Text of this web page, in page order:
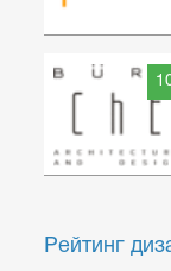
Рейтинг